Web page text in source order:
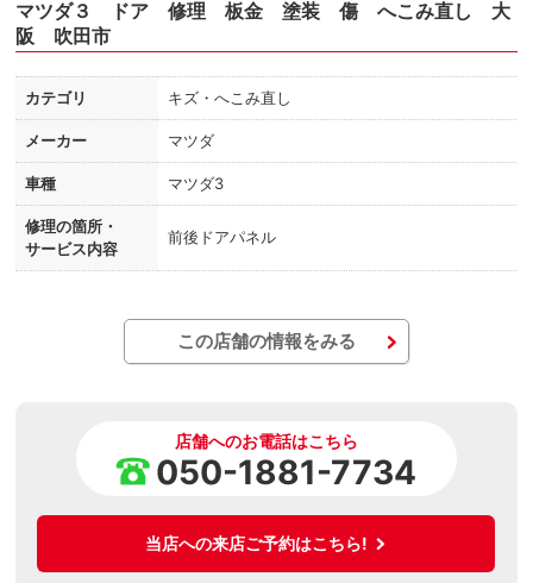
マツダ３ ドア 修理 板金 塗装 傷 へこみ直し 大
阪 吹田市
カテゴリ キズ・へこみ直し
メーカー マツダ
車種 マツダ3
修理の箇所・
サービス内容
前後ドアパネル
この店舗の情報をみる
店舗へのお電話はこちら
050-1881-7734
当店への来店ご予約はこちら!